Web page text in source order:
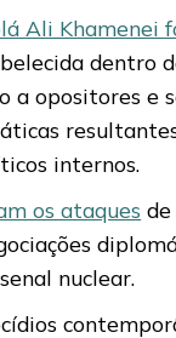
Ali Khamenei
opositores e
internos.
os ataques de
nuclear.